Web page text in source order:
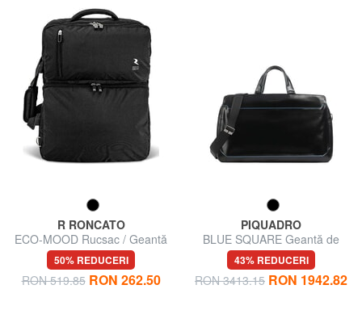
R RONCATO
ECO-MOOD Rucsac / Geantă
de voiaj
50% REDUCERI
RON 519.85 RON 262.50
PIQUADRO
BLUE SQUARE Geantă de
voiaj din piele
43% REDUCERI
RON 3413.15 RON 1942.82